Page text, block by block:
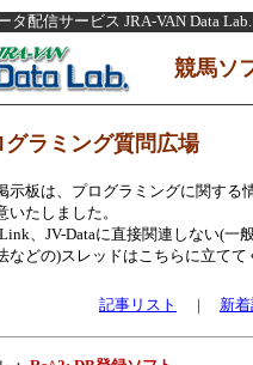
タ配信サービス JRA-VAN Data Lab.
競馬ソ
グラミング質問広場
示板は、プログラミングに関する
いたしました。
、JV-Dataに直接関連しない(一
などの)スレッドはこちらに立てて
記事リスト | 新